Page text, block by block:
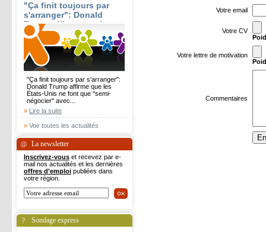
"Ça finit toujours par
s'arranger": Donald
Trump affirme que les
États-Unis ne font que
"semi-négocier" avec
l'Iran -
fr.news.yahoo.com
"Ça finit toujours par s'arranger":
Donald Trump affirme que les
États-Unis ne font que "semi-
négocier" avec...
» Lire la suite
» Voir toutes les actualités
La newsletter
Inscrivez-vous et recevez par e-
mail nos actualités et les dernières
offres d'emploi publiées dans
votre région.
Sondage express
Votre email
Votre CV
Votre lettre de motivation
Commentaires